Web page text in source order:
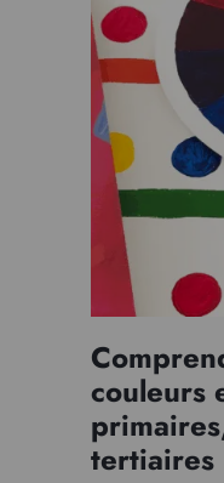
couleurs
tertiaires